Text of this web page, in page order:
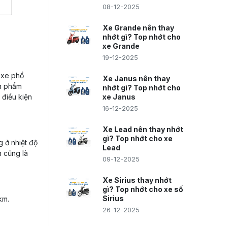
phổ
phẩm
kiện
ở nhiệt độ
cũng là
08-12-2025
Xe Grande nên thay
nhớt gì? Top nhớt cho
xe Grande
19-12-2025
Xe Janus nên thay
nhớt gì? Top nhớt cho
xe Janus
16-12-2025
Xe Lead nên thay nhớt
gì? Top nhớt cho xe
Lead
09-12-2025
Xe Sirius thay nhớt
gì? Top nhớt cho xe số
Sirius
26-12-2025